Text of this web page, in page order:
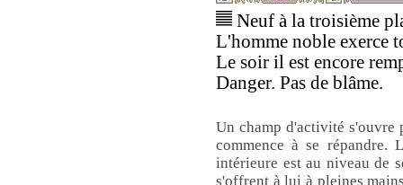
Neuf à la troisième
L'homme noble exerce
Le soir il est encore
Danger. Pas de blâme.
Un champ d'activité s'ouvre
commence à se répandre.
intérieure est au niveau de
s'offrent à lui à pleines